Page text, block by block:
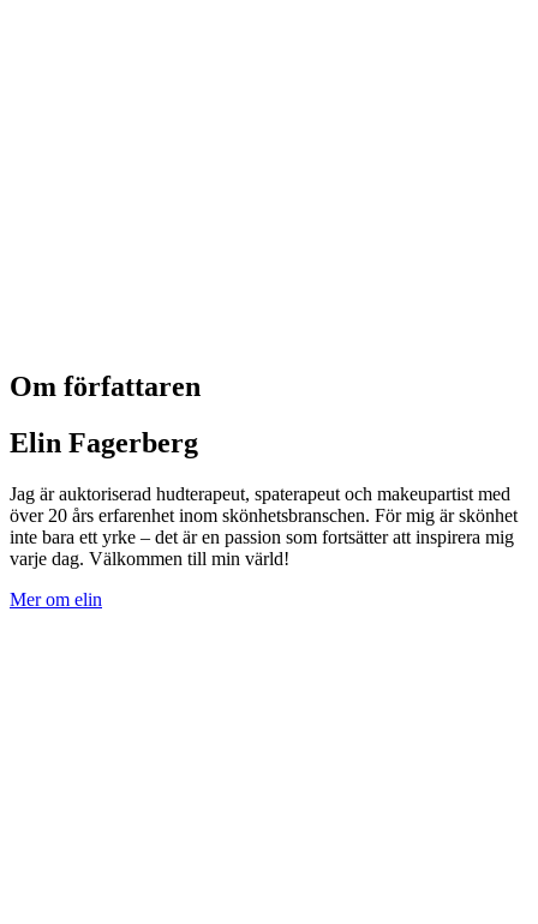
Om författaren
Elin Fagerberg
Jag är auktoriserad hudterapeut, spaterapeut och makeupartist med
över 20 års erfarenhet inom skönhetsbranschen. För mig är skönhet
inte bara ett yrke – det är en passion som fortsätter att inspirera mig
varje dag. Välkommen till min värld!
Mer om elin